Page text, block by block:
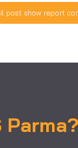
post show report
Parma?